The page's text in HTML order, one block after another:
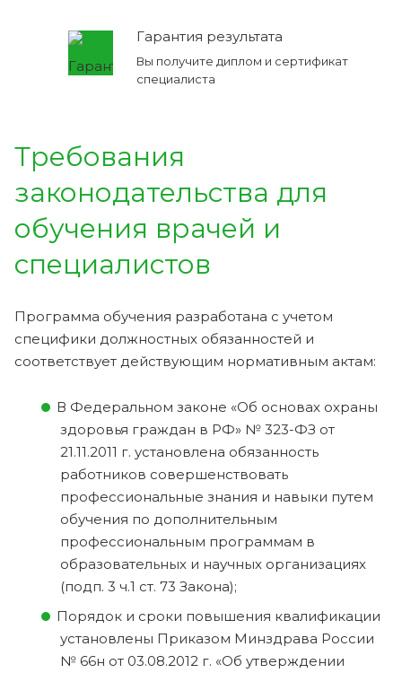
Гарантия результата
Вы получите диплом и сертификат
специалиста
Требования
законодательства для
обучения врачей и
специалистов
Программа обучения разработана с учетом
специфики должностных обязанностей и
соответствует действующим нормативным актам:
В Федеральном законе «Об основах охраны
здоровья граждан в РФ» № 323-ФЗ от
21.11.2011 г. установлена обязанность
работников совершенствовать
профессиональные знания и навыки путем
обучения по дополнительным
профессиональным программам в
образовательных и научных организациях
(подп. 3 ч.1 ст. 73 Закона);
Порядок и сроки повышения квалификации
установлены Приказом Минздрава России
№ 66н от 03.08.2012 г. «Об утверждении